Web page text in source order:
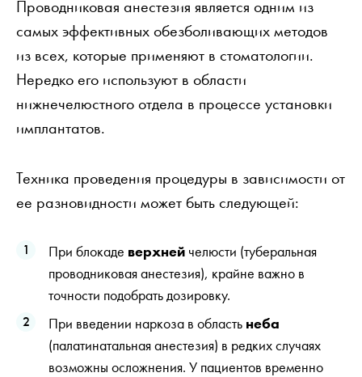
Проводниковая анестезия является одним из
самых эффективных обезболивающих методов
из всех, которые применяют в стоматологии.
Нередко его используют в области
нижнечелюстного отдела в процессе установки
имплантатов.
Техника проведения процедуры в зависимости от
ее разновидности может быть следующей:
При блокаде верхней челюсти (туберальная
проводниковая анестезия), крайне важно в
точности подобрать дозировку.
При введении наркоза в область неба
(палатинатальная анестезия) в редких случаях
возможны осложнения. У пациентов временно